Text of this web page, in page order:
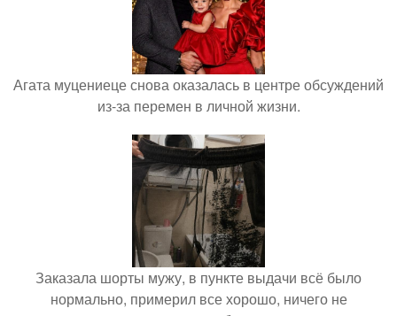
Агата муцениеце снова оказалась в центре обсуждений
из-за перемен в личной жизни.
Заказала шорты мужу, в пункте выдачи всё было
нормально, примерил все хорошо, ничего не